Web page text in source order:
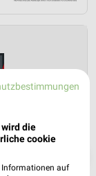
die
cookie
Informationen auf